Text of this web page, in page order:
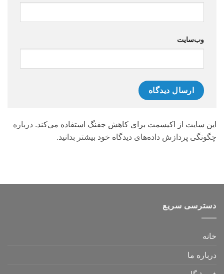
وب‌سایت
این سایت از اکیسمت برای کاهش جفنگ استفاده می‌کند. درباره
چگونگی پردازش داده‌های دیدگاه خود بیشتر بدانید.
دسترسی سریع
خانه
درباره ما